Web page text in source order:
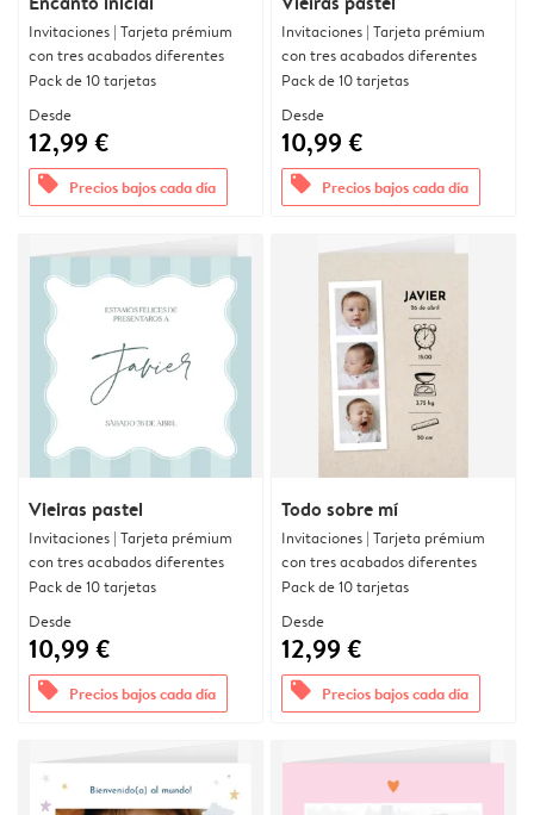
Invitaciones | Tarjeta prémium
con tres acabados diferentes
Pack de 10 tarjetas
Desde
12,99 €
offers Precios bajos cada día
Invitaciones | Tarjeta prémium
con tres acabados diferentes
Pack de 10 tarjetas
Desde
10,99 €
offers Precios bajos cada día
Vieiras pastel
Invitaciones | Tarjeta prémium
con tres acabados diferentes
Pack de 10 tarjetas
Desde
10,99 €
offers Precios bajos cada día
Todo sobre mí
Invitaciones | Tarjeta prémium
con tres acabados diferentes
Pack de 10 tarjetas
Desde
12,99 €
offers Precios bajos cada día